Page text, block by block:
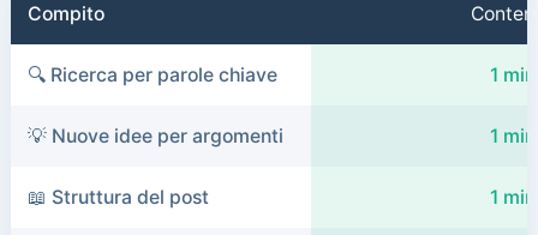
Compito
🔍 Ricerca per parole chiave 1
💡 Nuove idee per argomenti 1
📖 Struttura del post 1